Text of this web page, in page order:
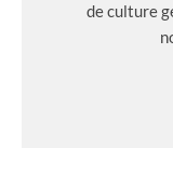
de culture